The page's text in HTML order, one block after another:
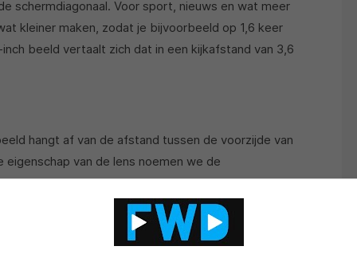
schermdiagonaal. Voor sport, nieuws en wat meer
kleiner maken, zodat je bijvoorbeeld op 1,6 keer
beeld vertaalt zich dat in een kijkafstand van 3,6
hangt af van de afstand tussen de voorzijde van
van de lens noemen we de
ratio). De projectieverhouding is de verhouding
de breedte van het beeld, in het figuur is dit